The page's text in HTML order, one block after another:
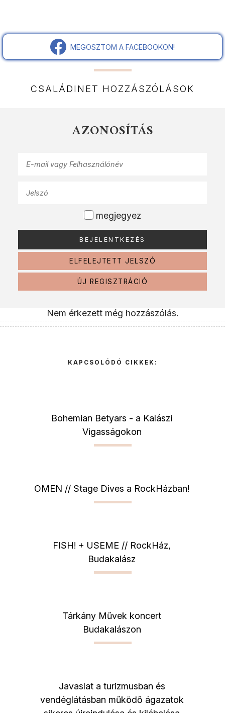
MEGOSZTOM A FACEBOOKON!
CSALÁDINET HOZZÁSZÓLÁSOK
AZONOSÍTÁS
megjegyez
ELFELEJTETT JELSZÓ
ÚJ REGISZTRÁCIÓ
Nem érkezett még hozzászólás.
KAPCSOLÓDÓ CIKKEK:
Bohemian Betyars - a Kalászi
Vigasságokon
OMEN // Stage Dives a RockHázban!
FISH! + USEME // RockHáz,
Budakalász
Tárkány Művek koncert
Budakalászon
Javaslat a turizmusban és
vendéglátásban működő ágazatok